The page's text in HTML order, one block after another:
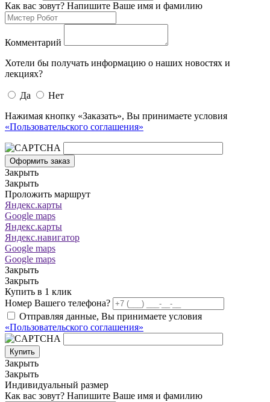
Как вас зовут? Напишите Ваше имя и фамилию
Комментарий
Хотели бы получать информацию о наших новостях и
лекциях?
Да
Нет
Нажимая кнопку «Заказать», Вы принимаете условия
«Пользовательского соглашения»
Оформить заказ
Закрыть
Закрыть
Проложить маршрут
Яндекс.карты
Google maps
Яндекс.карты
Яндекс.навигатор
Google maps
Google maps
Закрыть
Закрыть
Купить в 1 клик
Номер Вашего телефона?
Отправляя данные, Вы принимаете условия
«Пользовательского соглашения»
Купить
Закрыть
Закрыть
Индивидуальный размер
Как вас зовут? Напишите Ваше имя и фамилию